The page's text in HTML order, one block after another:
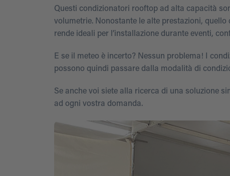
Questi condizionatori rooftop ad alta capacità
volumetrie. Nonostante le alte prestazioni,
rende ideali per l’installazione durante eventi,
E se il meteo è incerto? Nessun problema! I
possono quindi passare dalla modalità di
Se anche voi siete alla ricerca di una soluzione
ad ogni vostra domanda.